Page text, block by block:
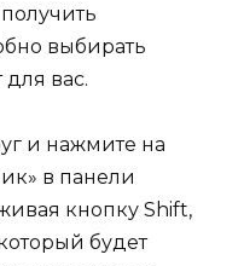
выбирать
вас.
и нажмите на
в панели
кнопку Shift,
будет